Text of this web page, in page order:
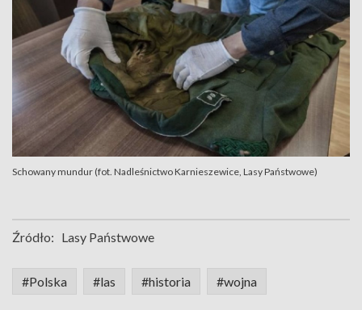
Schowany mundur (fot. Nadleśnictwo Karnieszewice, Lasy Państwowe)
Źródło: Lasy Państwowe
#Polska #las #historia #wojna